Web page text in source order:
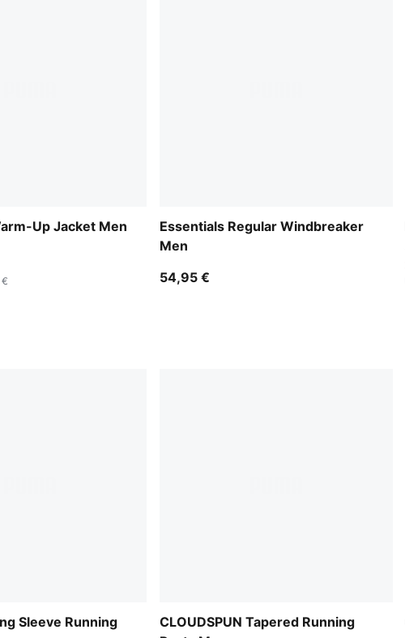
Up Jacket Men
Essentials Regular Windbreaker
Men
54,95 €
Sleeve Running
CLOUDSPUN Tapered Running